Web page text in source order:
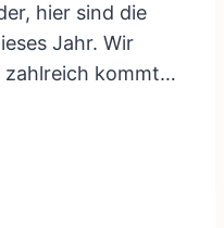
hier sind die
Jahr. Wir
zahlreich kommt…